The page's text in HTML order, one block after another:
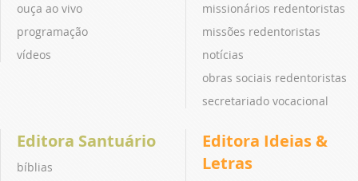
ouça ao vivo
programação
vídeos
missionários redentoristas
missões redentoristas
notícias
obras sociais redentoristas
secretariado vocacional
Editora Santuário
bíblias
Editora Ideias &
Letras